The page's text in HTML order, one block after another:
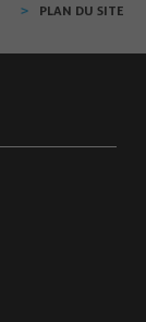
PLAN DU SITE